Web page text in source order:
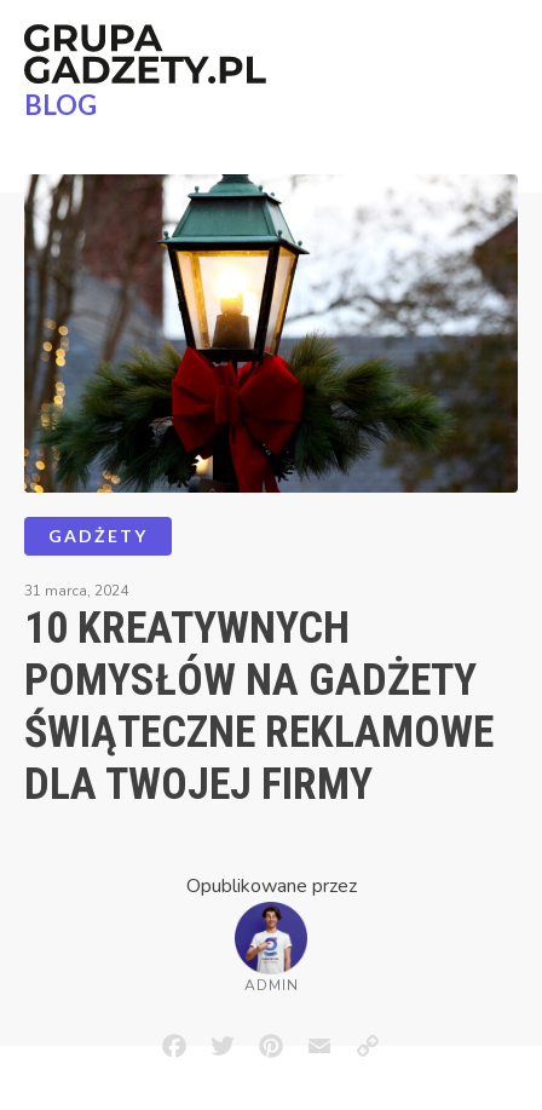
BLOG
GADŻETY
31 marca, 2024
10 KREATYWNYCH
POMYSŁÓW NA GADŻETY
ŚWIĄTECZNE REKLAMOWE
DLA TWOJEJ FIRMY
Opublikowane przez
ADMIN
FacebookTwitterPinterestEmailCopy